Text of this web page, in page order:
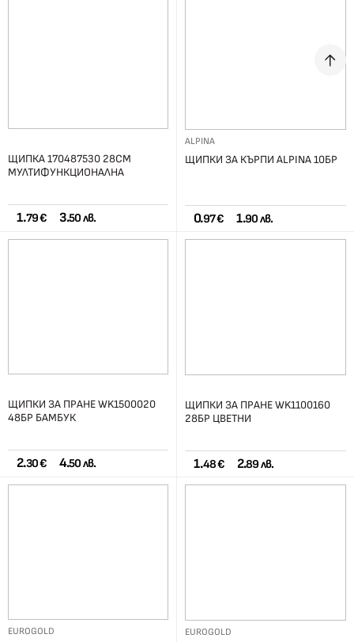
ЩИПКА 170487530 28СМ
МУЛТИФУНКЦИОНАЛНА
1.79 € 3.50 лв.
ALPINA
ЩИПКИ ЗА КЪРПИ ALPINA 10БР
0.97 € 1.90 лв.
ЩИПКИ ЗА ПРАНЕ WK1500020
48БР БАМБУК
2.30 € 4.50 лв.
ЩИПКИ ЗА ПРАНЕ WK1100160
28БР ЦВЕТНИ
1.48 € 2.89 лв.
EUROGOLD EUROGOLD